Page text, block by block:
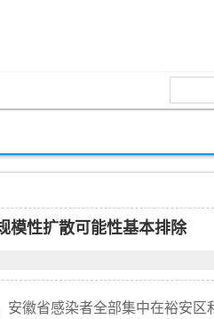
模性扩散可能性基本排除
安徽省感染者全部集中在裕安区